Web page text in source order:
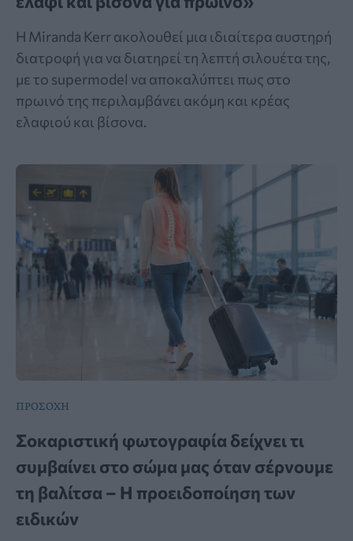
Η Miranda Kerr ακολουθεί μια ιδιαίτερα αυστηρή
διατροφή για να διατηρεί τη λεπτή σιλουέτα της,
με το supermodel να αποκαλύπτει πως στο
πρωινό της περιλαμβάνει ακόμη και κρέας
ελαφιού και βίσονα.
ΠΡΟΣΟΧΗ
Σοκαριστική φωτογραφία δείχνει τι
συμβαίνει στο σώμα μας όταν σέρνουμε
τη βαλίτσα – Η προειδοποίηση των
ειδικών